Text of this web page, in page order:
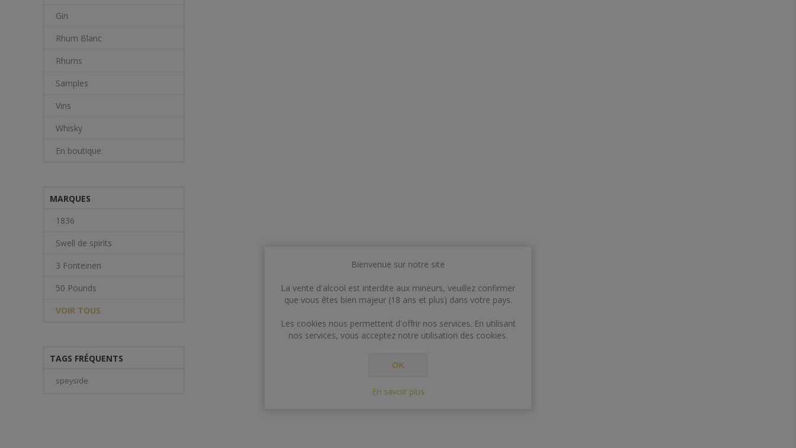
Gin
Rhum Blanc
Rhums
Samples
Vins
Whisky
En boutique
MARQUES
1836
Swell de spirits
3 Fonteinen
50 Pounds
VOIR TOUS
TAGS FRÉQUENTS
speyside
Bienvenue sur notre site
La vente d'alcool est interdite aux mineurs, veuillez confirmer
que vous êtes bien majeur (18 ans et plus) dans votre pays.
Les cookies nous permettent d'offrir nos services. En utilisant
nos services, vous acceptez notre utilisation des cookies.
OK
En savoir plus